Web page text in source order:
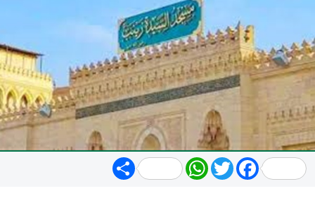
Share WhatsApp
TwitterFacebook